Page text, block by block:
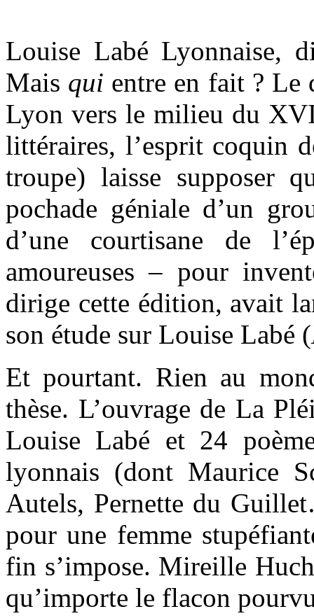
Louise Labé Lyonnaise,
Mais qui entre en fait ? Le
Lyon vers le milieu du
littéraires, l’esprit coquin
troupe) laisse supposer
pochade géniale d’un
d’une courtisane de
amoureuses – pour
dirige cette édition, avait
son étude sur Louise Labé (
Et pourtant. Rien au
thèse. L’ouvrage de La
Louise Labé et 24
lyonnais (dont Maurice
Autels, Pernette du
pour une femme
fin s’impose. Mireille
qu’importe le flacon